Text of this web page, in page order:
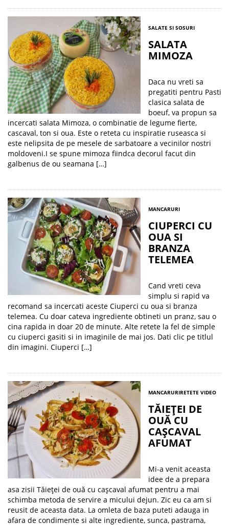
SALATE SI SOSURI
SALATA
MIMOZA
Daca nu vreti sa
pregatiti pentru Pasti
clasica salata de
boeuf, va propun sa
incercati salata Mimoza, o combinatie de legume fierte,
cascaval, ton si oua. Este o reteta cu inspiratie ruseasca si
este nelipsita de pe mesele de sarbatoare a vecinilor nostri
moldoveni.I se spune mimoza fiindca decorul facut din
galbenus de ou seamana […]
MANCARURI
CIUPERCI CU
OUA SI
BRANZA
TELEMEA
Cand vreti ceva
simplu si rapid va
recomand sa incercati aceste Ciuperci cu oua si branza
telemea. Cu doar cateva ingrediente obtineti un pranz, sau o
cina rapida in doar 20 de minute. Alte retete la fel de simple
cu ciuperci gasiti si in imaginile de mai jos. Dati clic pe titlul
din imagini. Ciuperci […]
MANCARURIRETETE VIDEO
TĂIEȚEI DE
OUĂ CU
CAȘCAVAL
AFUMAT
Mi-a venit aceasta
idee de a prepara
asa zisii Tăieței de ouă cu cașcaval afumat pentru a mai
schimba metoda de servire a micului dejun. Zic eu ca am si
reusit de aceasta data. La omleta de baza puteti adauga in
afara de condimente si alte ingrediente, sunca, pastrama,